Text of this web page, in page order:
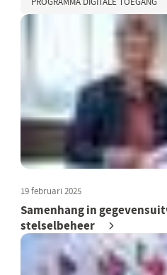
19 februari 2025
Samenhang in
stelselbeheer